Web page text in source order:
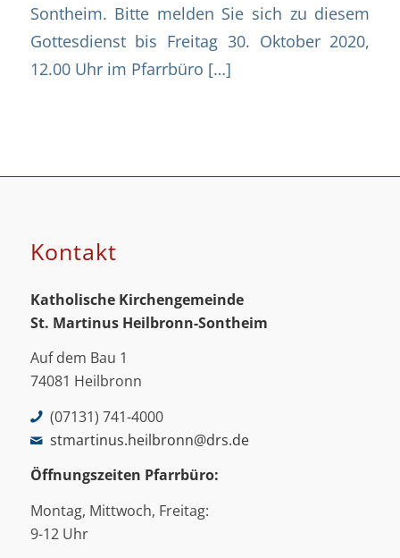
Sontheim. Bitte melden Sie sich zu diesem
Gottesdienst bis Freitag 30. Oktober 2020,
12.00 Uhr im Pfarrbüro […]
Kontakt
Katholische Kirchengemeinde
St. Martinus Heilbronn-Sontheim
Auf dem Bau 1
74081 Heilbronn
(07131) 741-4000
stmartinus.heilbronn@drs.de
Öffnungszeiten Pfarrbüro:
Montag, Mittwoch, Freitag:
9-12 Uhr